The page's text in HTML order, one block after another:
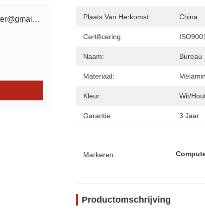
Bestonfurniture1peter@gmail.com Plaats Van Herkomst China
Certificering
Naam: Bureau
Materiaal:
Kleur: Wit/
Garantie: 3 Jaar
Markeren:
Productomschrijving